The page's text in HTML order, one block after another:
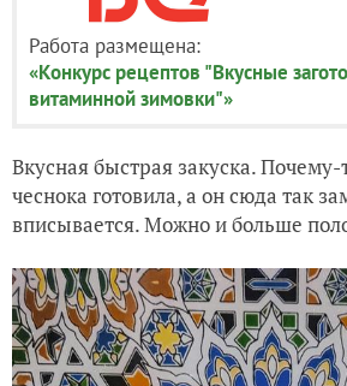
Работа размещена:
«Конкурс рецептов "Вкусные
витаминной зимовки"»
Вкусная быстрая закуска.
чеснока готовила, а он сюда так
вписывается. Можно и больше